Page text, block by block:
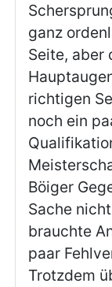
ganz
Seite, aber
richtigen
noch ein
Böiger
Sache
brauchte
paar
Trotzdem